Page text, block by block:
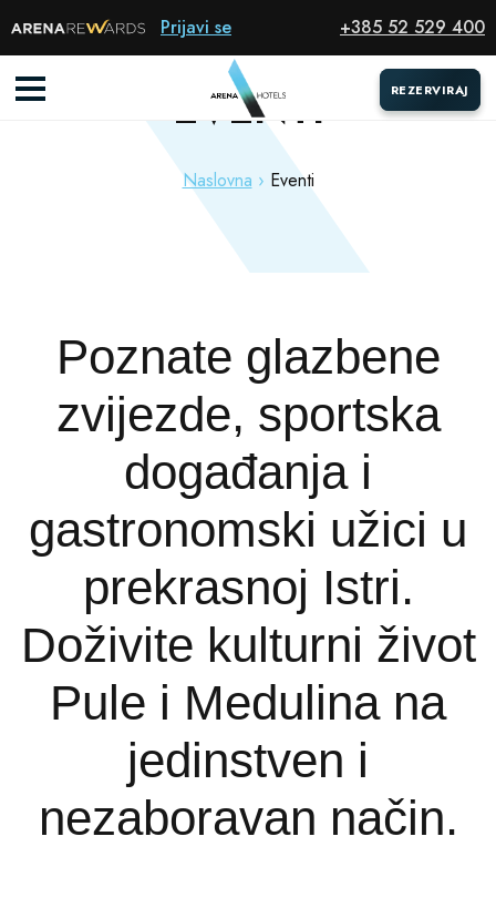
Prijavi se +385 52 529 400
REZERVIRAJ
REZERVIRAJ
EVENTI
Naslovna Eventi
Poznate glazbene
zvijezde, sportska
događanja i
gastronomski užici u
prekrasnoj Istri.
Doživite kulturni život
Pule i Medulina na
jedinstven i
nezaboravan način.